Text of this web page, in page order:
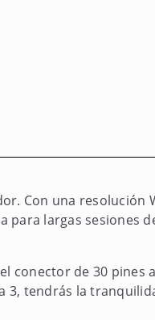
Con una resolución
para largas sesiones
conector de 30 pines
3, tendrás la